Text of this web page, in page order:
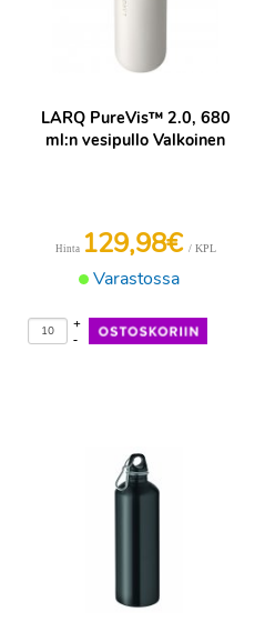
LARQ PureVis™ 2.0, 680
ml:n vesipullo Valkoinen
Varastossa
Hinta 129,98€ / KPL
-
+